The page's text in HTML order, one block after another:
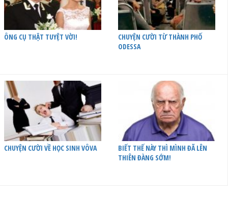
ÔNG CỤ THẬT TUYỆT VỜI!
CHUYỆN CƯỜI TỪ THÀNH PHỐ
ODESSA
CHUYỆN CƯỜI VỀ HỌC SINH VÔVA
BIẾT THẾ NÀY THÌ MÌNH ĐÃ LÊN
THIÊN ĐÀNG SỚM!